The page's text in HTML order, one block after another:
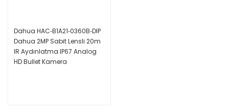
Dahua HAC‐B1A21‐0360B‐DIP
Dahua 2MP Sabit Lensli 20m
IR Aydınlatma IP67 Analog
HD Bullet Kamera